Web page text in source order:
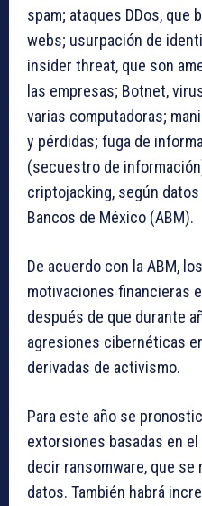
spam; ataques DDos,
webs; usurpación de
insider threat, que son
las empresas; Botnet,
varias computadoras;
y pérdidas; fuga de
(secuestro de
criptojacking, según
Bancos de México (ABM).
De acuerdo con la ABM,
motivaciones financieras
después de que durante
agresiones cibernéticas
derivadas de activismo.
Para este año se
extorsiones basadas en
decir ransomware, que
datos. También habrá